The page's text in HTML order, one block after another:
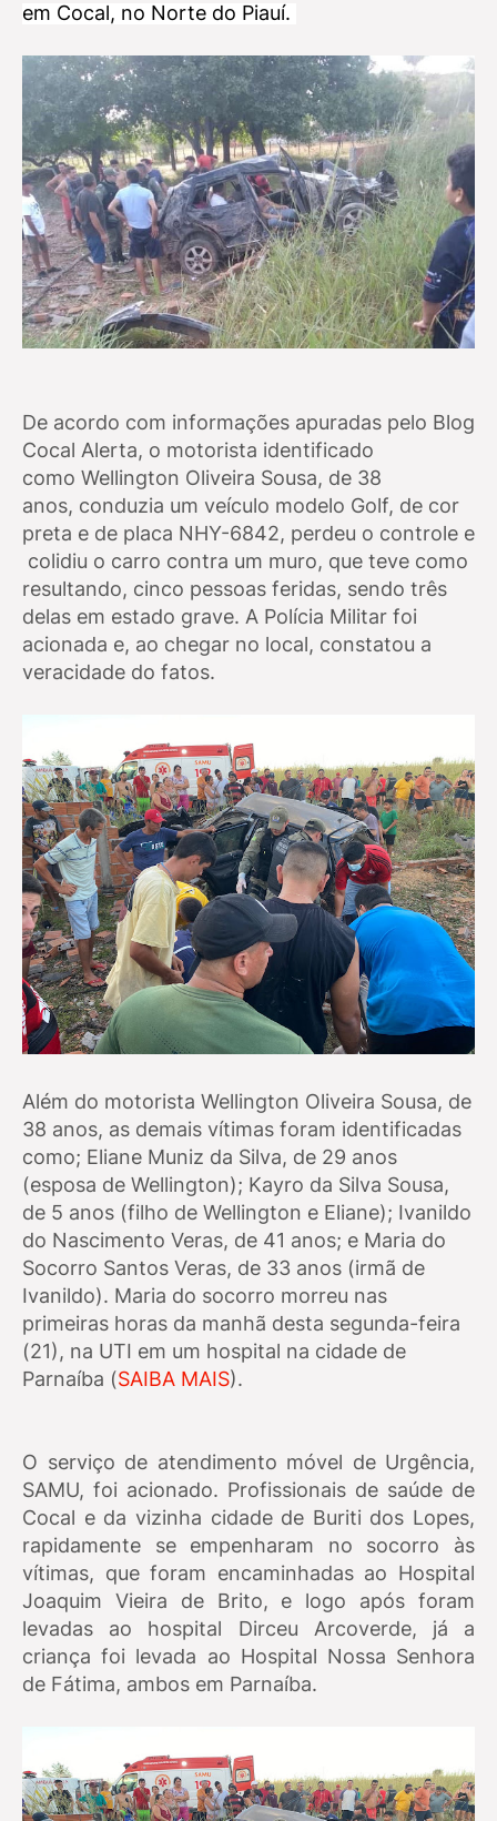
em Cocal, no Norte do Piauí.
De acordo com informações apuradas pelo Blog
Cocal Alerta, o motorista identificado
como Wellington Oliveira Sousa, de 38
anos, conduzia um veículo modelo Golf, de cor
preta e de placa NHY-6842, perdeu o controle e
colidiu o carro contra um muro, que teve como
resultando, cinco pessoas feridas, sendo três
delas em estado grave. A Polícia Militar foi
acionada e, ao chegar no local, constatou a
veracidade do fatos.
Além do motorista Wellington Oliveira Sousa, de
38 anos, as demais vítimas foram identificadas
como; Eliane Muniz da Silva, de 29 anos
(esposa de Wellington); Kayro da Silva Sousa,
de 5 anos (filho de Wellington e Eliane); Ivanildo
do Nascimento Veras, de 41 anos; e Maria do
Socorro Santos Veras, de 33 anos (irmã de
Ivanildo). Maria do socorro morreu nas
primeiras horas da manhã desta segunda-feira
(21), na UTI em um hospital na cidade de
Parnaíba (SAIBA MAIS).
O serviço de atendimento móvel de Urgência,
SAMU, foi acionado. Profissionais de saúde de
Cocal e da vizinha cidade de Buriti dos Lopes,
rapidamente se empenharam no socorro às
vítimas, que foram encaminhadas ao Hospital
Joaquim Vieira de Brito, e logo após foram
levadas ao hospital Dirceu Arcoverde, já a
criança foi levada ao Hospital Nossa Senhora
de Fátima, ambos em Parnaíba.